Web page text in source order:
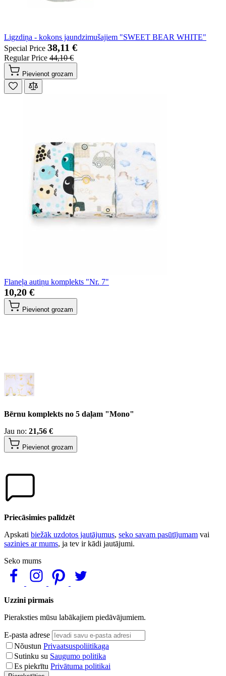
Ligzdiņa - kokons jaundzimušajiem "SWEET BEAR WHITE"
Special Price 38,11 €
Regular Price 44,10 €
Pievienot grozam
Flaneļa autiņu komplekts "Nr. 7"
10,20 €
Pievienot grozam
Bērnu komplekts no 5 daļam "Mono"
Jau no: 21,56 €
Pievienot grozam
Priecāsimies palīdzēt
Apskati biežāk uzdotos jautājumus, seko savam pasūtījumam vai
sazinies ar mums, ja tev ir kādi jautājumi.
Seko mums
Uzzini pirmais
Pieraksties mūsu labākajiem piedāvājumiem.
E-pasta adrese
Nõustun Privaatsuspoliitikaga
Sutinku su Saugumo politika
Es piekrītu Privātuma politikai